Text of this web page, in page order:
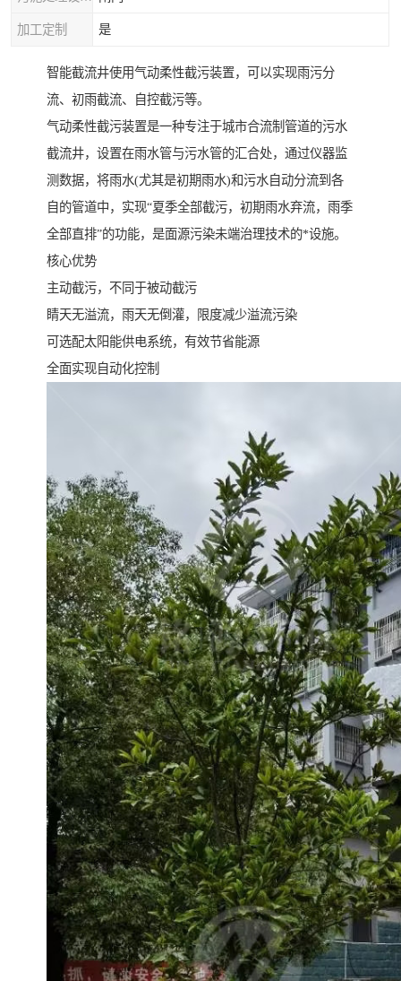
加工定制 是
智能截流井使用气动柔性截污装置，可以实现雨污分
流、初雨截流、自控截污等。
气动柔性截污装置是一种专注于城市合流制管道的污水
截流井，设置在雨水管与污水管的汇合处，通过仪器监
测数据，将雨水(尤其是初期雨水)和污水自动分流到各
自的管道中，实现“夏季全部截污，初期雨水弃流，雨季
全部直排”的功能，是面源污染未端治理技术的*设施。
核心优势
主动截污，不同于被动截污
睛天无溢流，雨天无倒灌，限度减少溢流污染
可选配太阳能供电系统，有效节省能源
全面实现自动化控制